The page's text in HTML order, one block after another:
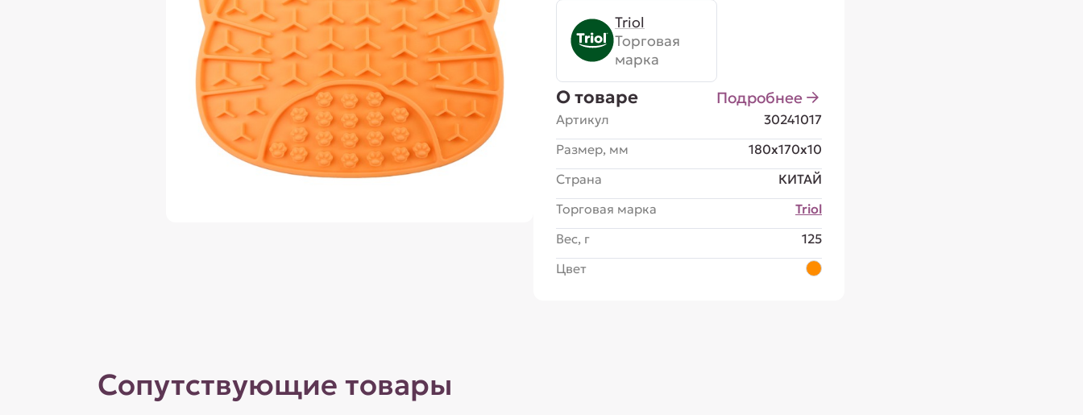
Triol
Торговая
марка
О товаре Подробнее
Артикул
30241017
Размер, мм
180x170x10
Страна
КИТАЙ
Торговая марка
Triol
Вес, г
125
Цвет
Сопутствующие товары